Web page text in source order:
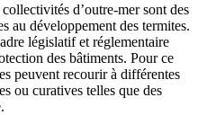
d’outre-mer sont des
au développement des termites.
législatif et réglementaire
des bâtiments. Pour ce
peuvent recourir à différentes
ou curatives telles que des